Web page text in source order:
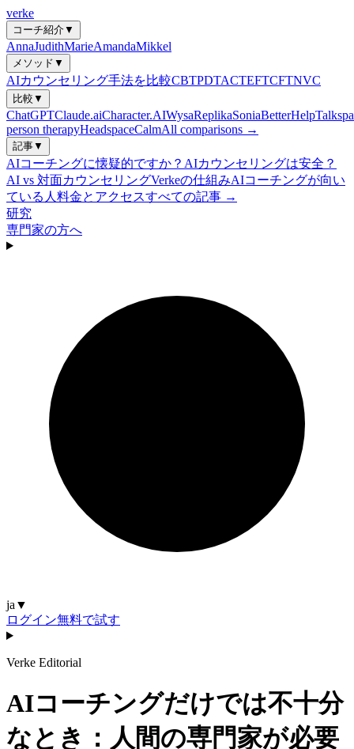
verke
コーチ紹介▼
AnnaJudithMarieAmandaMikkel
メソッド ▼
AIカウンセリング手法を比較CBTPDTACTEFTCFTNVC
比較 ▼
ChatGPTClaude.aiCharacter.AIWysaReplikaSoniaBetterHelp
person therapyHeadspaceCalmAll comparisons →
記事▼
AIコーチングに懐疑的ですか？ AIカウンセリングは安全？
AI vs 対面カウンセリングVerkeの仕組みAIコーチングが向い
ている人 料金とアクセスすべての記事 →
研究
専門家の方へ
ja ▼
ログイン無料で試す
Verke Editorial
AIコーチングだけでは不十分
なとき：人間の専門家が必要